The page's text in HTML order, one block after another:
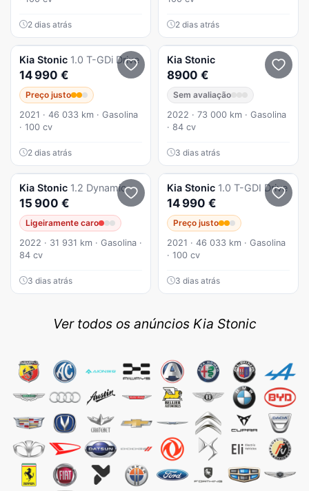
2 dias atrás 2 dias atrás
Kia Stonic 1.0 T-GDi Drive
14 990 €
Preço justo
2021 · 46 033 km · Gasolina
· 100 cv
2 dias atrás
Kia Stonic
8900 €
Sem avaliação
2022 · 73 000 km · Gasolina
· 84 cv
3 dias atrás
Kia Stonic 1.2 Dynamic
15 900 €
Ligeiramente caro
2022 · 31 931 km · Gasolina ·
84 cv
3 dias atrás
Kia Stonic 1.0 T-GDI Drive
14 990 €
Preço justo
2021 · 46 033 km · Gasolina
· 100 cv
3 dias atrás
Ver todos os anúncios Kia Stonic